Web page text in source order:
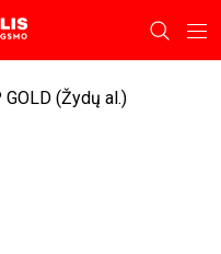
GOLD (Žydų al.)